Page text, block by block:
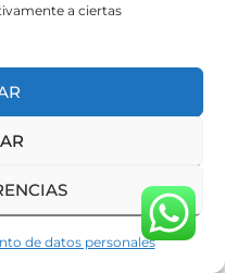
a ciertas
de datos personales
– SQUATCH05